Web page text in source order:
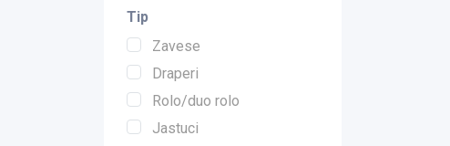
Tip
Zavese
Draperi
Rolo/duo rolo
Jastuci